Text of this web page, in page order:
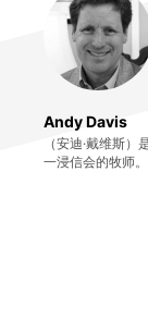
Andy Davis
（安迪·戴维斯
一浸信会的牧师。